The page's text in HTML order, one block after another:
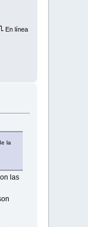
En línea
la
las